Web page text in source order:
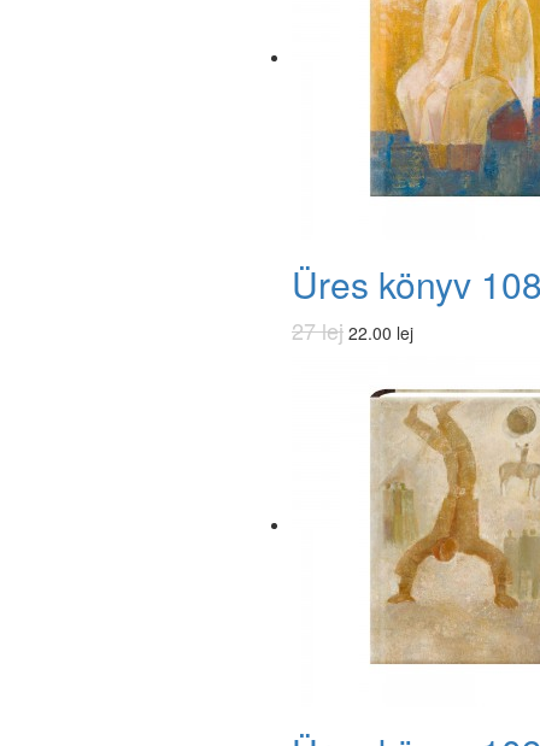
Üres könyv
27 lej 22.00 lej